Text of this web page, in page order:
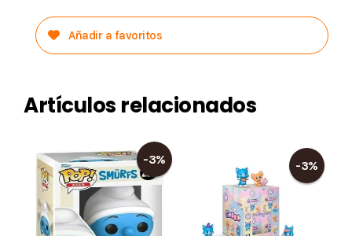
Añadir a favoritos
Artículos relacionados
-3% -3%